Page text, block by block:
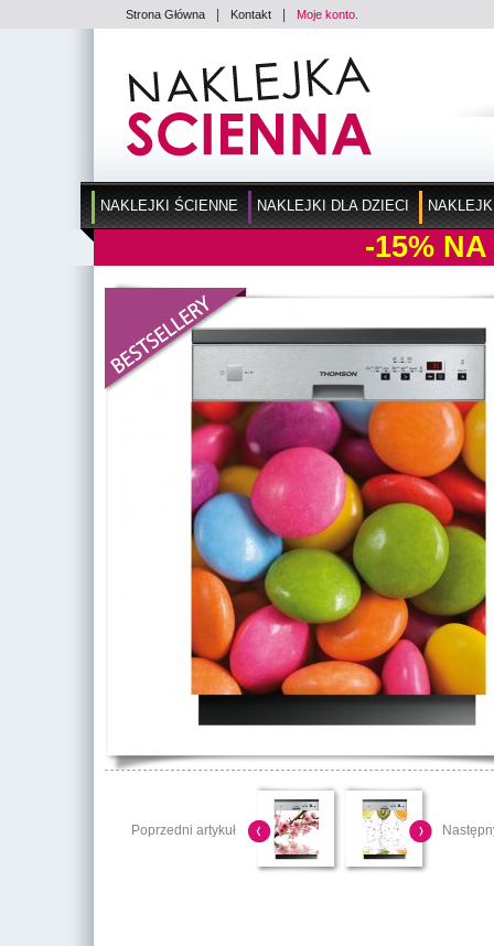
Strona Główna Kontakt Moje konto.
NAKLEJKI ŚCIENNE NAKLEJKI DLA DZIECI
-15% NA
Poprzedni artykuł